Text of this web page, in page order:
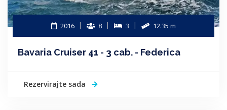
2016 8 3 12.35 m
Bavaria Cruiser 41 - 3 cab. - Federica
Rezervirajte sada